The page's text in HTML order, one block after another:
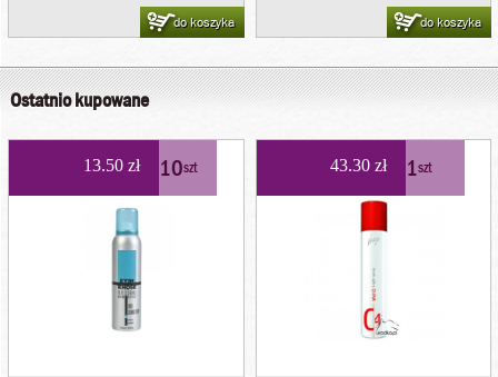
do koszyka do koszyka
Ostatnio kupowane
13.50 zł 10szt 43.30 zł 1szt